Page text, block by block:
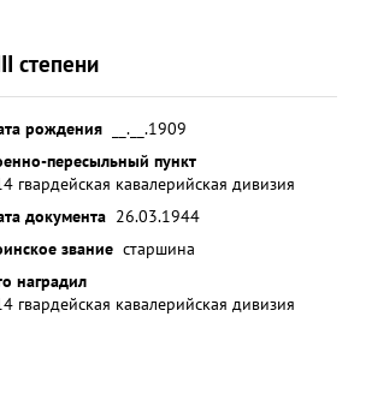
степени
рождения
__.__.1909
пересыльный пункт
гвардейская кавалерийская дивизия
документа 26.03.1944
звание старшина
наградил
гвардейская кавалерийская дивизия